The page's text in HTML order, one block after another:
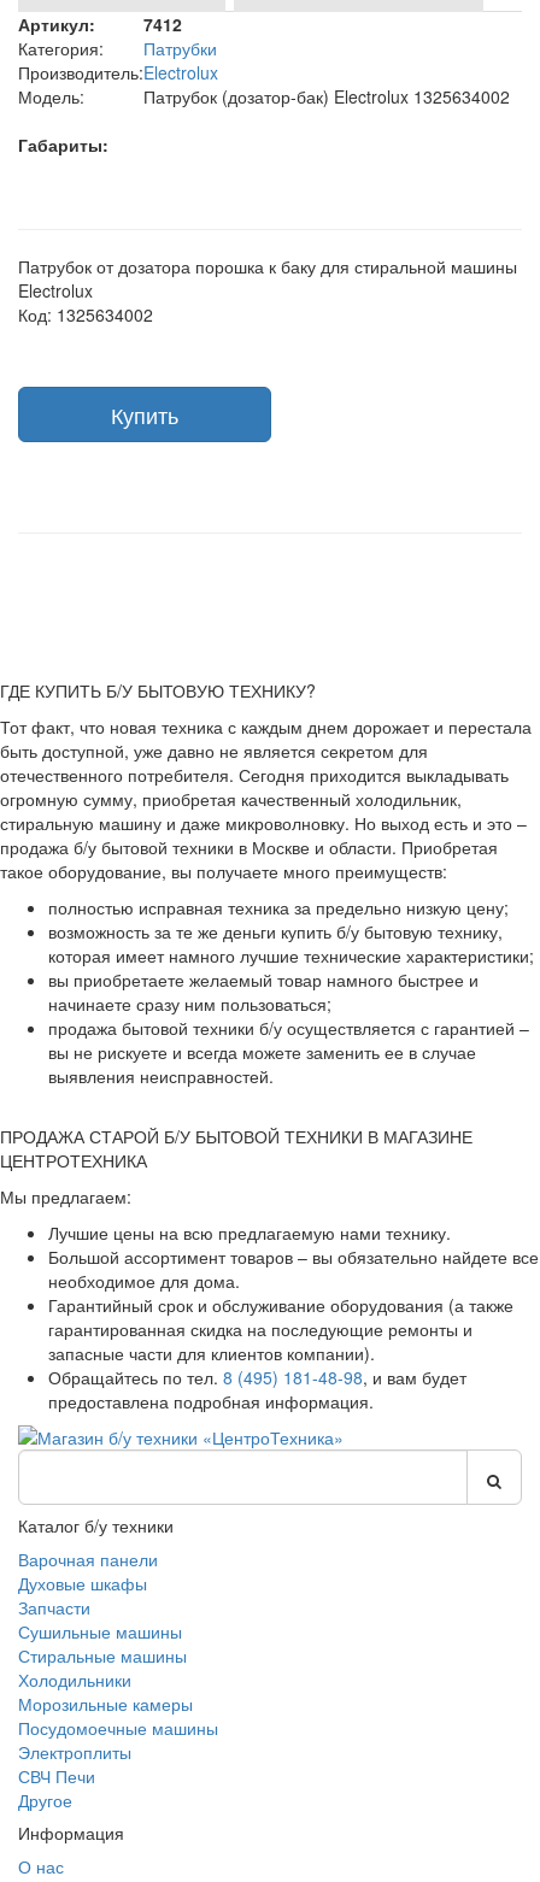
Артикул:
7412
Категория:
Патрубки
Производитель:Electrolux
Модель:
Патрубок (дозатор-бак) Electrolux 1325634002
Габариты:
Патрубок от дозатора порошка к баку для стиральной машины
Electrolux
Код: 1325634002
ГДЕ КУПИТЬ Б/У БЫТОВУЮ ТЕХНИКУ?
Тот факт, что новая техника с каждым днем дорожает и перестала
быть доступной, уже давно не является секретом для
отечественного потребителя. Сегодня приходится выкладывать
огромную сумму, приобретая качественный холодильник,
стиральную машину и даже микроволновку. Но выход есть и это –
продажа б/у бытовой техники в Москве и области. Приобретая
такое оборудование, вы получаете много преимуществ:
полностью исправная техника за предельно низкую цену;
возможность за те же деньги купить б/у бытовую технику,
которая имеет намного лучшие технические характеристики;
вы приобретаете желаемый товар намного быстрее и
начинаете сразу ним пользоваться;
продажа бытовой техники б/у осуществляется с гарантией –
вы не рискуете и всегда можете заменить ее в случае
выявления неисправностей.
ПРОДАЖА СТАРОЙ Б/У БЫТОВОЙ ТЕХНИКИ В МАГАЗИНЕ
ЦЕНТРОТЕХНИКА
Мы предлагаем:
Лучшие цены на всю предлагаемую нами технику.
Большой ассортимент товаров – вы обязательно найдете все
необходимое для дома.
Гарантийный срок и обслуживание оборудования (а также
гарантированная скидка на последующие ремонты и
запасные части для клиентов компании).
Обращайтесь по тел. 8 (495) 181-48-98, и вам будет
предоставлена подробная информация.
Каталог б/у техники
Варочная панели
Духовые шкафы
Запчасти
Сушильные машины
Стиральные машины
Холодильники
Морозильные камеры
Посудомоечные машины
Электроплиты
СВЧ Печи
Другое
Информация
О нас